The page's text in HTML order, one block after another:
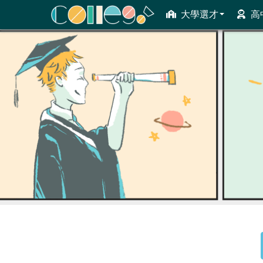
大學選才 高
ColleGo! 大學選才與高中育才輔助系統